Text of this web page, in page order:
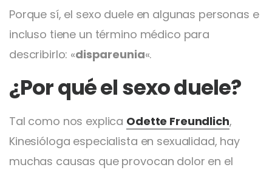
Porque sí, el sexo duele en algunas personas e
incluso tiene un término médico para
describirlo: «dispareunia«.
¿Por qué el sexo duele?
Tal como nos explica Odette Freundlich,
Kinesióloga especialista en sexualidad, hay
muchas causas que provocan dolor en el